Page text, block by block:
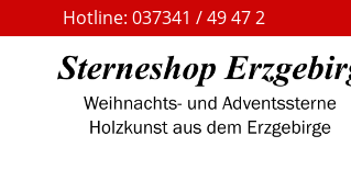
Hotline: 037341 / 49 47 2